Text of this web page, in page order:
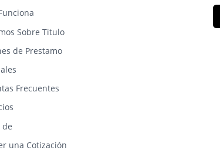
Sobre Titulo
de Prestamo
Frecuentes
de
una Cotización